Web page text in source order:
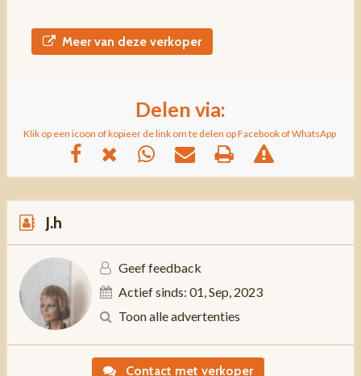
Meer van deze verkoper
Delen via:
Klik op een icoon of kopieer de link om te delen op Facebook of WhatsApp
J.h
Geef feedback
Actief sinds: 01, Sep, 2023
Toon alle advertenties
Contact met verkoper